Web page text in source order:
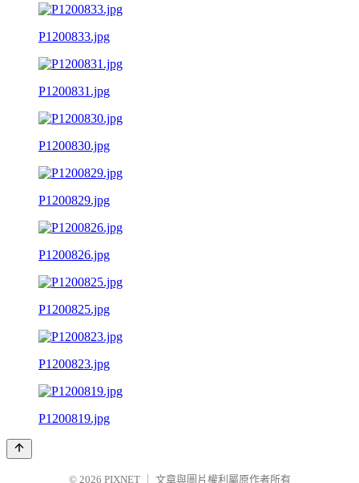
P1200833.jpg
P1200831.jpg
P1200830.jpg
P1200829.jpg
P1200826.jpg
P1200825.jpg
P1200823.jpg
P1200819.jpg
© 2026 PIXNET 文章與圖片權利屬原作者所有